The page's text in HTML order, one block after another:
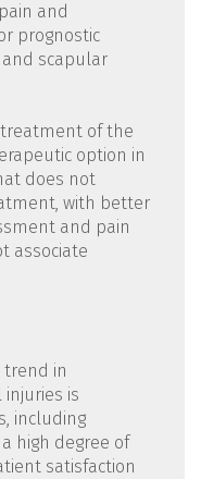
and
prognostic
scapular
of the
option in
does not
with better
and pain
associate
trend in
is
including
high degree of
satisfaction